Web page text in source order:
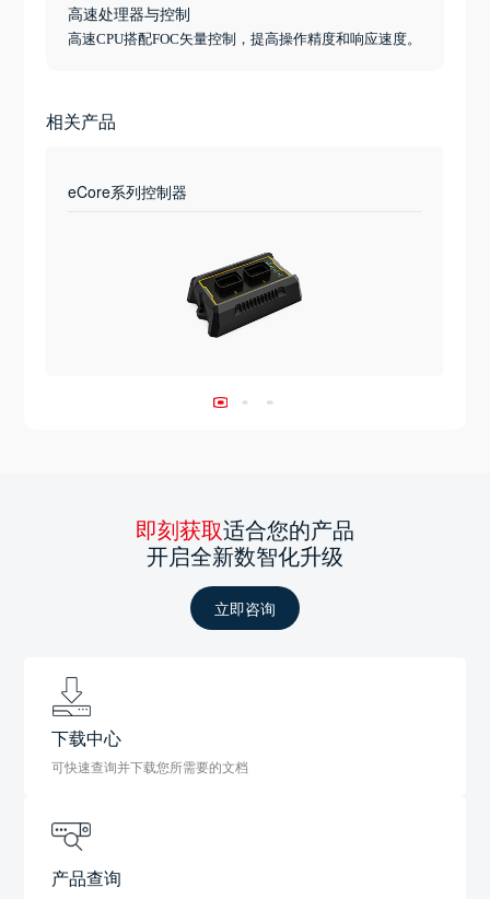
高速处理器与控制
高速CPU搭配FOC矢量控制，提高操作精度和响应速度。
相关产品
eCore系列控制器
即刻获取适合您的产品
开启全新数智化升级
立即咨询
下载中心
可快速查询并下载您所需要的文档
产品查询